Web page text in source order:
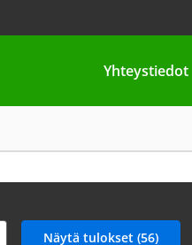
Yhteystiedot